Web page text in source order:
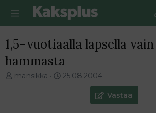
1,5-vuotiaalla lapsella
hammasta
V
mansikka
E
25.08.2004
Vastaa